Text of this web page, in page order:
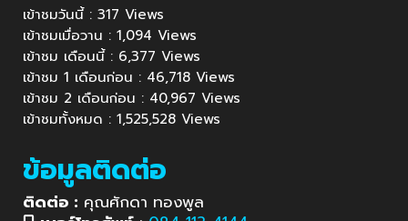
เข้าชมวันนี้ : 317 Views
เข้าชมเมื่อวาน : 1,094 Views
เข้าชม เดือนนี้ : 6,377 Views
เข้าชม 1 เดือนก่อน : 46,718 Views
เข้าชม 2 เดือนก่อน : 40,967 Views
เข้าชมทั้งหมด : 1,525,528 Views
ข้อมูลติดต่อ
ติดต่อ : คุณศักดา ทองพูล